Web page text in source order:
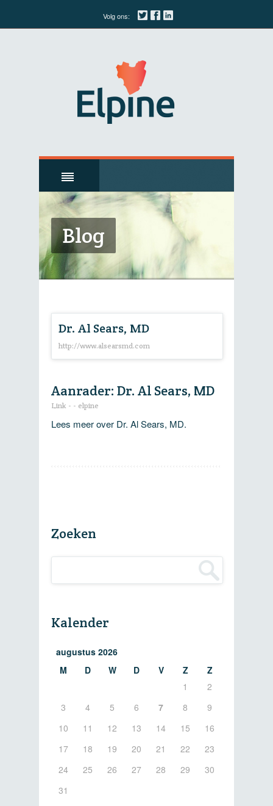
Volg ons:
Blog
Dr. Al Sears, MD
http://www.alsearsmd.com
Aanrader: Dr. Al Sears, MD
Link - - elpine
Lees meer over Dr. Al Sears, MD.
Zoeken
Kalender
augustus 2026
M
D W D V Z
Z
1
2
3
4 5 6 7 8
9
10
11 12 13 14 15
16
17
18 19 20 21 22
23
24
25 26 27 28 29
30
31